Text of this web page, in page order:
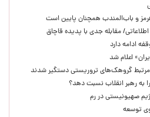
و باب‌المندب همچنان پایین است
مقابله جدی با پدیده قاچاق
ادامه دارد
اعلام شد
به رهبر انقلاب نسبت دهد؟
صهیونیستی در رم
توسعه